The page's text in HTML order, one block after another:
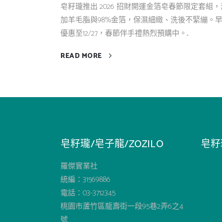
皂籽瓏推出 2026 招財開運金箔皂春節限定套組
加羊毛脂與98%金箔，保濕細緻、洗後不緊繃。
優惠至12/27，春節伴手禮熱烈預購中。...
READ MORE
皂籽瓏/皂子龍/ZOZILO
羅傑實業社
統編：31569886
電話：03-3712345
桃園市蘆竹區龍壽街一段95巷2弄6之4
皂